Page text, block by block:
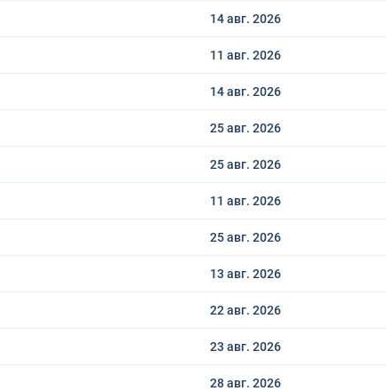
14 авг. 2026
11 авг. 2026
14 авг. 2026
25 авг. 2026
25 авг. 2026
11 авг. 2026
25 авг. 2026
13 авг. 2026
22 авг. 2026
23 авг. 2026
28 авг. 2026